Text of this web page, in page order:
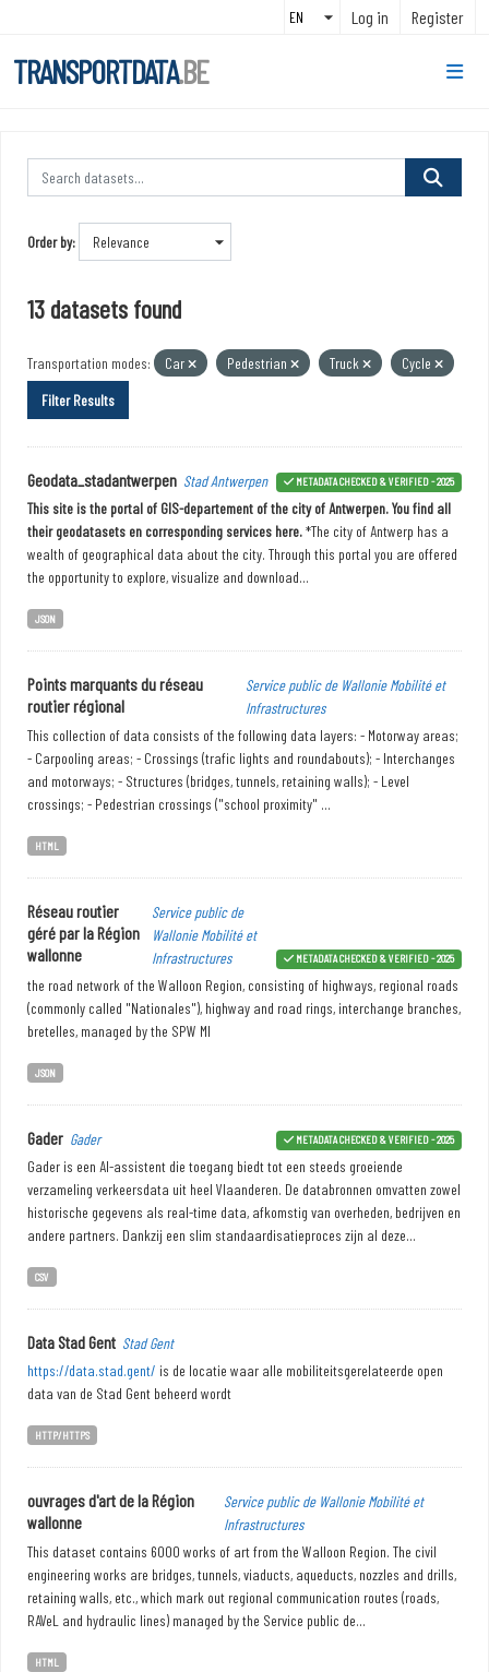
Log in Register
TRANSPORTDATA.BE
Order by
13 datasets found
Transportation modes: Car Pedestrian Truck
Cycle
Filter Results
Geodata_stadantwerpen Stad Antwerpen METADATA CHECKED & VERIFIED - 2025
This site is the portal of GIS-departement of the city of Antwerpen. You find all
their geodatasets en corresponding services here.*The city of Antwerp has a
wealth of geographical data about the city. Through this portal you are offered
the opportunity to explore, visualize and download...
JSON
Points marquants du réseau
routier régional
Service public de Wallonie Mobilité et
Infrastructures
This collection of data consists of the following data layers: - Motorway areas;
- Carpooling areas; - Crossings (trafic lights and roundabouts); - Interchanges
and motorways; - Structures (bridges, tunnels, retaining walls); - Level
crossings; - Pedestrian crossings ("school proximity" ...
HTML
Réseau routier
géré par la Région
wallonne
Service public de
Wallonie Mobilité et
Infrastructures
METADATA CHECKED & VERIFIED - 2025
the road network of the Walloon Region, consisting of highways, regional roads
(commonly called "Nationales"), highway and road rings, interchange branches,
bretelles, managed by the SPW MI
JSON
Gader Gader METADATA CHECKED & VERIFIED - 2025
Gader is een AI-assistent die toegang biedt tot een steeds groeiende
verzameling verkeersdata uit heel Vlaanderen. De databronnen omvatten zowel
historische gegevens als real-time data, afkomstig van overheden, bedrijven en
andere partners. Dankzij een slim standaardisatieproces zijn al deze...
CSV
Data Stad Gent Stad Gent
https://data.stad.gent/ is de locatie waar alle mobiliteitsgerelateerde open
data van de Stad Gent beheerd wordt
HTTP/HTTPS
ouvrages d'art de la Région
wallonne
Service public de Wallonie Mobilité et
Infrastructures
This dataset contains 6000 works of art from the Walloon Region. The civil
engineering works are bridges, tunnels, viaducts, aqueducts, nozzles and drills,
retaining walls, etc., which mark out regional communication routes (roads,
RAVeL and hydraulic lines) managed by the Service public de...
HTML